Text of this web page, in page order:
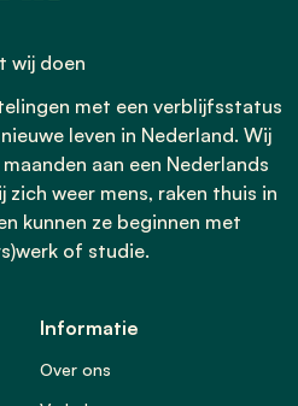
wij doen
met een verblijfsstatus
leven in Nederland. Wij
aan een Nederlands
zich weer mens, raken thuis in
kunnen ze beginnen met
of studie.
Informatie
Over ons